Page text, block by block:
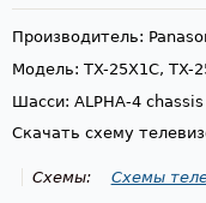
Производитель:
Модель: TX-25X1C, TX-
Шасси: ALPHA-4 chassis
Скачать схему
Схемы: Схемы